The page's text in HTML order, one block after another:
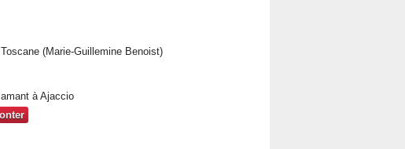
(Marie-Guillemine Benoist)
à Ajaccio